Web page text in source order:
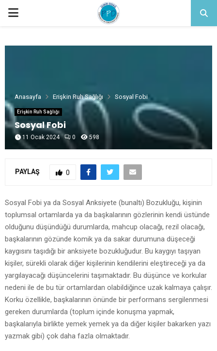
PRIMARY
Anasayfa Erişkin Ruh Sağlığı Sosyal Fobi
Erişkin Ruh Sağlığı
Sosyal Fobi
11 Ocak 2024 0 598
PAYLAŞ 0
Sosyal Fobi ya da Sosyal Anksiyete (bunaltı) Bozukluğu, kişinin
toplumsal ortamlarda ya da başkalarının gözlerinin kendi üstünde
olduğunu düşündüğü durumlarda, mahcup olacağı, rezil olacağı,
başkalarının gözünde komik ya da sakar durumuna düşeceği
kaygısını taşıdığı bir anksiyete bozukluğudur. Bu kaygıyı taşıyan
kişiler, sürekli olarak diğer kişilerinin kendilerini eleştireceği ya da
yargılayacağı düşüncelerini taşımaktadır. Bu düşünce ve korkular
nedeni ile de bu tür ortamlardan olabildiğince uzak kalmaya çalışır.
Korku özellikle, başkalarının önünde bir performans sergilenmesi
gereken durumlarda (toplum içinde konuşma yapmak,
başkalarıyla birlikte yemek yemek ya da diğer kişiler bakarken yazı
yazmak gibi) çok daha fazla olmaktadır.